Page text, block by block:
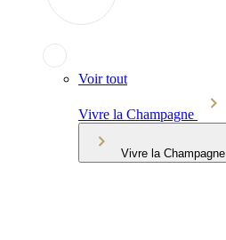
Voir tout
Vivre la Champagne
Vivre la Champagne